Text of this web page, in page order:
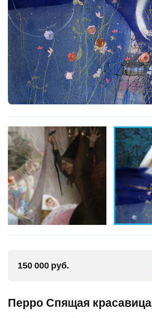
150 000 руб.
Перро Спящая красавица